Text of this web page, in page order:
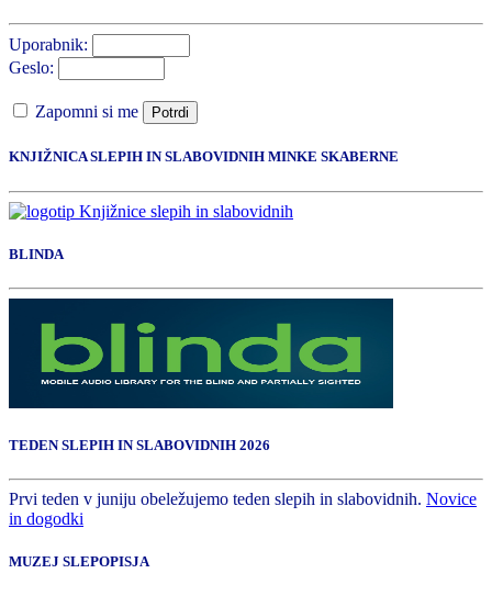
Uporabnik:
Geslo:
Zapomni si me Potrdi
KNJIŽNICA SLEPIH IN SLABOVIDNIH MINKE SKABERNE
BLINDA
TEDEN SLEPIH IN SLABOVIDNIH 2026
Prvi teden v juniju obeležujemo teden slepih in slabovidnih. Novice
in dogodki
MUZEJ SLEPOPISJA